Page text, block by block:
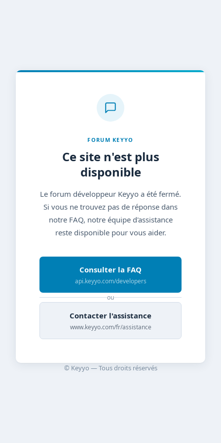
FORUM KEYYO
Ce site n'est plus
disponible
Le forum développeur Keyyo a été fermé.
Si vous ne trouvez pas de réponse dans
notre FAQ, notre équipe d'assistance
reste disponible pour vous aider.
Consulter la FAQ
api.keyyo.com/developers
ou
Contacter l'assistance
www.keyyo.com/fr/assistance
© Keyyo — Tous droits réservés